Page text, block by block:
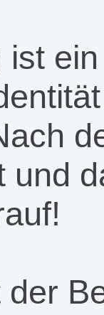
ist
und